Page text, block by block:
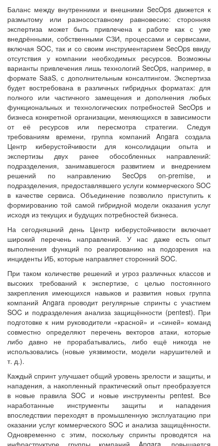
Баланс между внутренними и внешними SecOps движется к
размытому или разносоставному равновесию: сторонняя
экспертиза может быть привлечена к работе как с уже
внедрёнными, собственными СЗИ, процессами и сервисами,
включая SOC, так и со своим инструментарием SecOps ввиду
отсутствия у компании необходимых ресурсов. Возможны
варианты привлечения лишь технологий SecOps, например, в
формате SaaS, с дополнительным консалтингом. Экспертиза
будет востребована в различных гибридных форматах: для
полного или частичного замещения и дополнения любых
функциональных и технологических потребностей SecOps и
бизнеса конкретной организации, меняющихся в зависимости
от её ресурсов или пересмотра стратегии. Следуя
требованиям времени, группа компаний Angara создала
Центр киберустойчивости для консолидации опыта и
экспертизы двух ранее обособленных направлений:
подразделения, занимавшегося развитием и внедрением
решений по направлению SecOps on-premise, и
подразделения, предоставлявшего услуги коммерческого SOC
в качестве сервиса. Объединение позволило приступить к
формированию той самой гибридной модели оказания услуг
исходя из текущих и будущих потребностей бизнеса.
На сегодняшний день Центр киберустойчивости включает
широкий перечень направлений. У нас даже есть опыт
выполнения функций по реагированию на подозрения на
инциденты ИБ, которые направляет сторонний SOC.
При таком количестве решений и угроз различных классов и
высоких требований к экспертизе, с целью постоянного
закрепления имеющихся навыков и развития новых группа
компаний Angara проводит регулярные спринты с участием
SOC и подразделения анализа защищённости (pentest). При
подготовке к ним руководители «красной» и «синей» команд
совместно определяют перечень векторов атаки, которые
либо давно не прорабатывались, либо ещё никогда не
использовались (новые уязвимости, модели нарушителей и
т. д.).
Каждый спринт улучшает общий уровень зрелости и защиты, и
нападения, а накопленный практический опыт преобразуется
в новые правила SOC и новые инструменты pentest. Все
наработанные инструменты защиты и нападения
впоследствии переходят в промышленную эксплуатацию при
оказании услуг коммерческого SOC и анализа защищённости.
Одновременно с этим, поскольку спринты проводятся на
инфраструктуре группы компаний Angara, повышается